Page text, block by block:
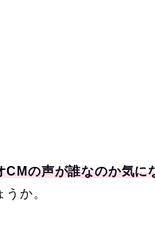
CMの声が誰なのか気に
か。